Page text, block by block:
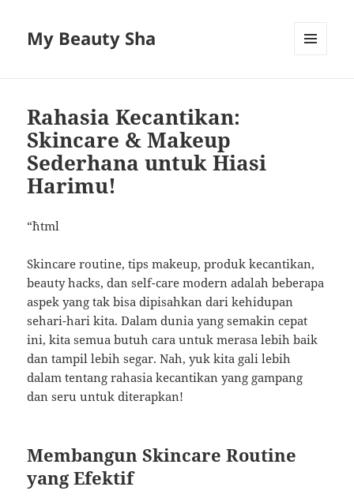
My Beauty Sha
Rahasia Kecantikan:
Skincare & Makeup
Sederhana untuk Hiasi
Harimu!
“`html
Skincare routine, tips makeup, produk kecantikan,
beauty hacks, dan self-care modern adalah beberapa
aspek yang tak bisa dipisahkan dari kehidupan
sehari-hari kita. Dalam dunia yang semakin cepat
ini, kita semua butuh cara untuk merasa lebih baik
dan tampil lebih segar. Nah, yuk kita gali lebih
dalam tentang rahasia kecantikan yang gampang
dan seru untuk diterapkan!
Membangun Skincare Routine
yang Efektif